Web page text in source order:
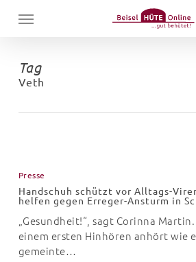
Menu
Tag
Veth
vor
Alltags-
Hygiene-
Regeln
helfen
Presse
Handschuh schützt vor Alltags-
helfen gegen Erreger-Ansturm in
„Gesundheit!“, sagt Corinna
einem ersten Hinhören anhört wie
gemeinte…